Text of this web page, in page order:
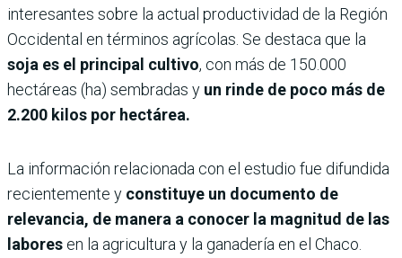
interesantes sobre la actual productividad de la Región
Occidental en términos agrícolas. Se destaca que la
soja es el principal cultivo, con más de 150.000
hectáreas (ha) sembradas y un rinde de poco más de
2.200 kilos por hectárea.
La información relacionada con el estudio fue difundida
recientemente y constituye un documento de
relevancia, de manera a conocer la magnitud de las
labores en la agricultura y la ganadería en el Chaco.